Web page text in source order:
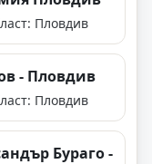
Пловдив
- Пловдив
Пловдив
Бураго -